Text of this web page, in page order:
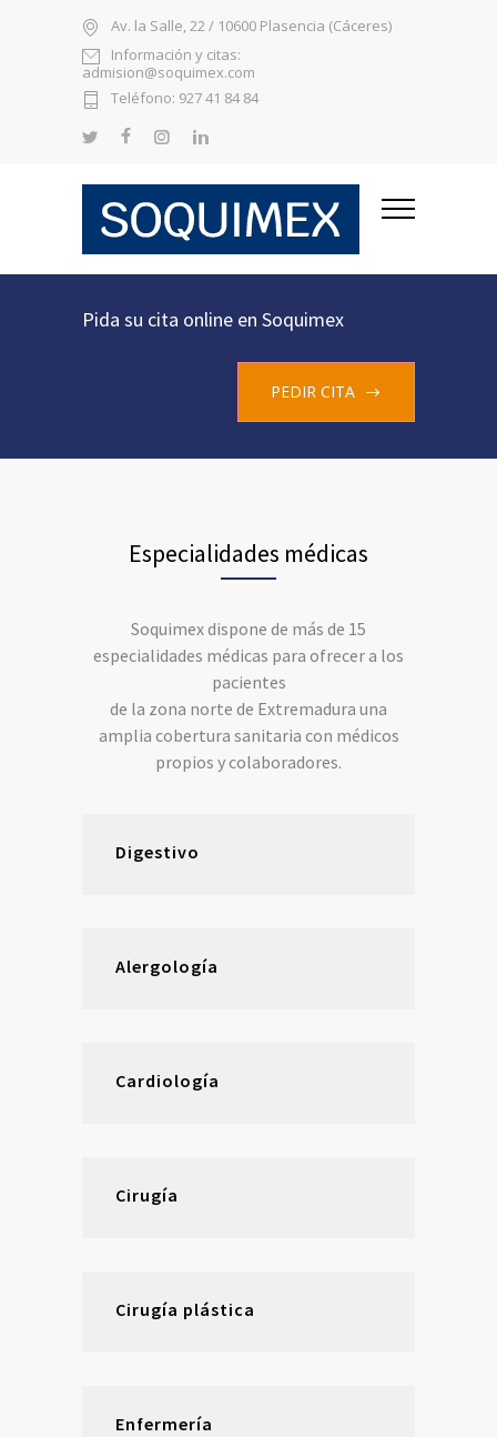
Av. la Salle, 22 / 10600 Plasencia (Cáceres)
Información y citas:
admision@soquimex.com
Teléfono: 927 41 84 84
Pida su cita online en Soquimex
PEDIR CITA
Especialidades médicas
Soquimex dispone de más de 15
especialidades médicas para ofrecer a los
pacientes
de la zona norte de Extremadura una
amplia cobertura sanitaria con médicos
propios y colaboradores.
Digestivo
Alergología
Cardiología
Cirugía
Cirugía plástica
Enfermería